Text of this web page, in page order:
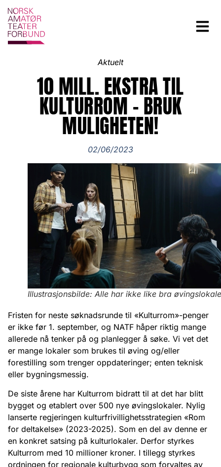
Aktuelt
10 MILL. EKSTRA TIL
KULTURROM – BRUK
MULIGHETEN!
02/06/2023
Illustrasjonsbilde: Alle har ikke like bra
Fristen for neste søknadsrunde til «Kulturrom»-penger
er ikke før 1. september, og NATF håper riktig mange
allerede nå tenker på og planlegger å søke. Vi vet det
er mange lokaler som brukes til øving og/eller
forestilling som trenger oppdateringer; enten teknisk
eller bygningsmessig.
De siste årene har Kulturrom bidratt til at det har blitt
bygget og etablert over 500 nye øvingslokaler. Nylig
lanserte regjeringen kulturfrivillighetsstrategien «Rom
for deltakelse» (2023-2025). Som en del av denne er
en konkret satsing på kulturlokaler. Derfor styrkes
Kulturrom med 10 millioner kroner. I tillegg styrkes
ordningen for regionale kulturbygg som forvaltes av